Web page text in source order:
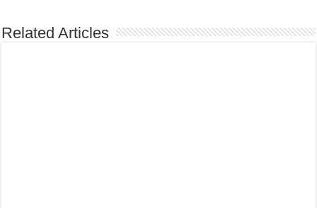
Related Articles